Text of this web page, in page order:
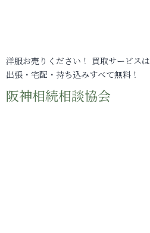
洋服お売りください！ 買取サービスは
出張・宅配・持ち込みすべて無料！
阪神相続相談協会